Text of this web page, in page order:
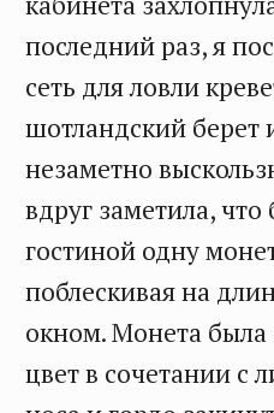
последний раз, я
сеть для ловли
шотландский берет
незаметно
вдруг заметила, что
гостиной одну
поблескивая на
окном. Монета была
цвет в сочетании с